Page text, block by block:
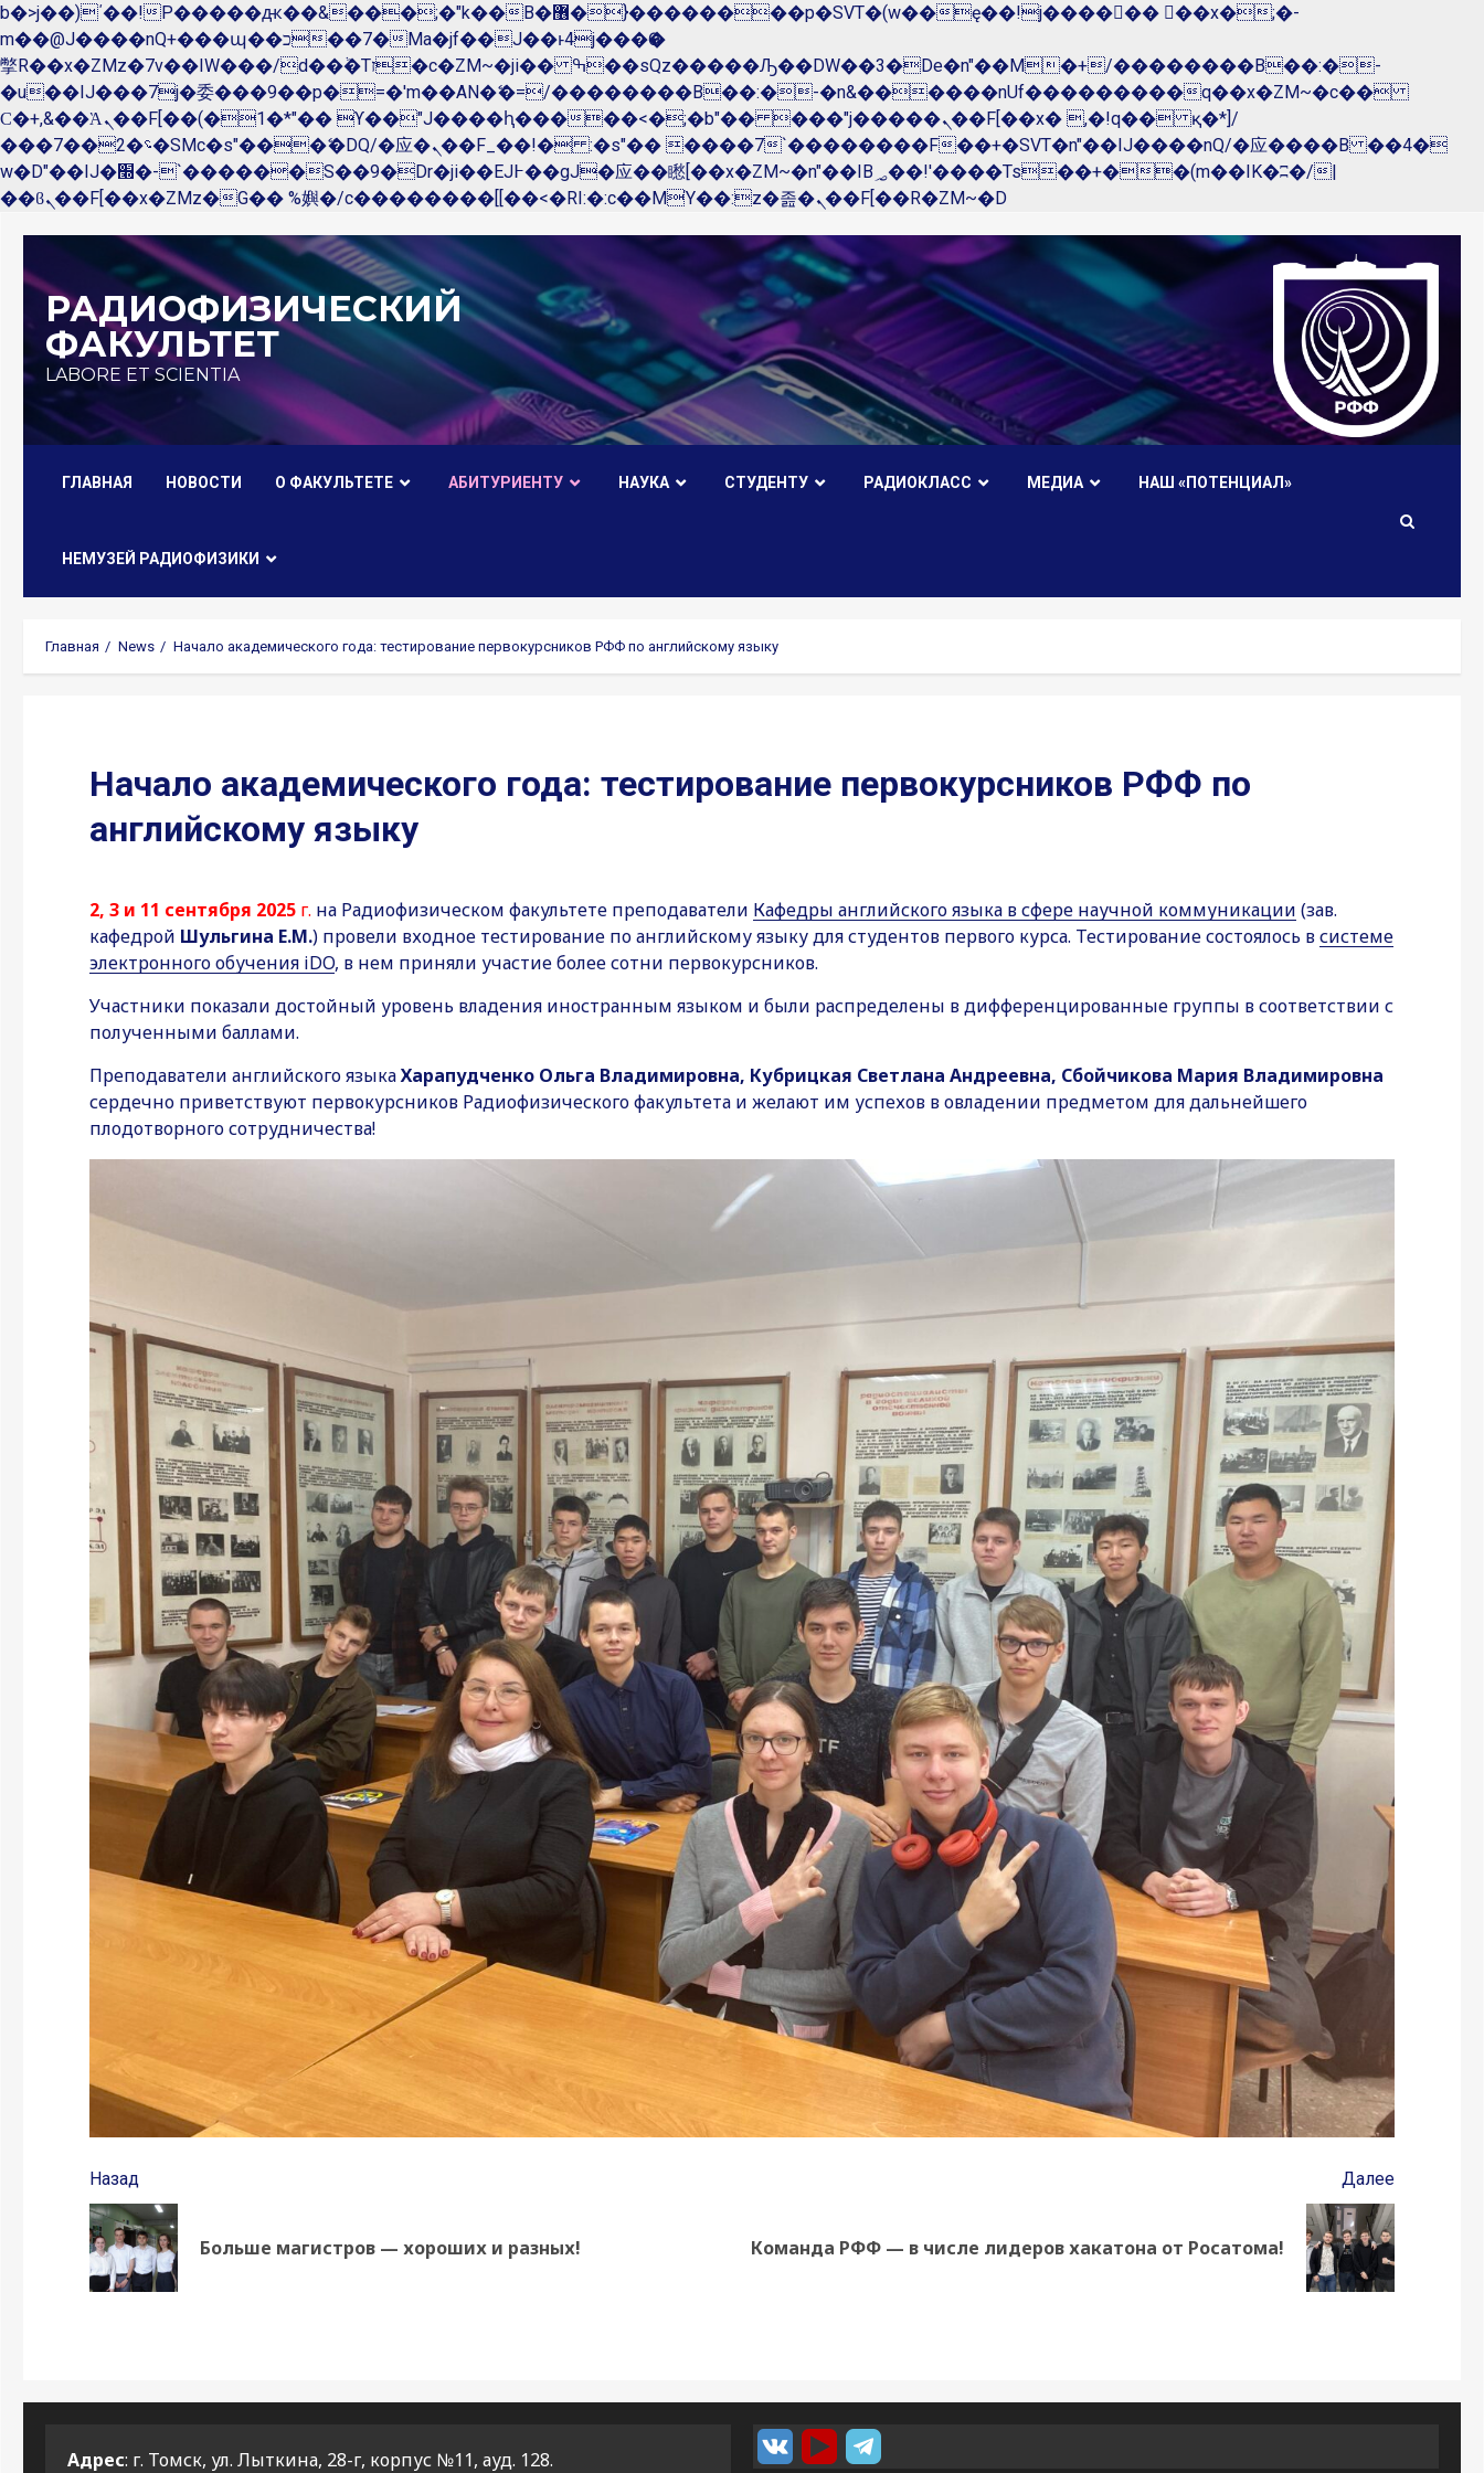
b�>j��)΄��!P�����ԫ��&���;�"k��B�޶�}��������p�SVT�(w��ę��!j������ ��x�;�-
m��@J����nQ+���պ��כ��7�Ma�jf��J��ͱ4j���Ѳ�
撆R��x�ZMz�7v��IW���/d��ٞ�Тז�c�ZM~�ji�� ߒ��sQz�����Ԡ��DW��3�De�n"��M�+/��������B��:�-
�u��IJ���7j�委���9��p�=�'m��AN�ޭ�=/��������B��:�-�n&������nUf���������q��x�ZM~�c��
Ϲ�+,&��Ὰܢ��F[��(�1�*"�� ϒ��"J����ԧ�����<�;�b"�� ���"j�����ܢ��F[��x� ,�!q�� қ�*]/
���؝�2��7�SMc�s"���ޭ�DQ/�应�ܢ��F_��!� :�s"�� ����7`��������F��+�SVT�n"��IJ����nQ/�应����B ��4�
w�D"��IJ�׭�-`������S��9�Dr�ji��EJ߅��gJ�应��矁[��x�ZM~�n"��IB؃��!'����Тѕ��+��(m��IK�ʭ�/|
��ϐܢ��F[��x�ZMz�G�� %嬩�/c��������[[��<�RI:�:c��MΎ��:z�졾�ܢ��F[��R�ZM~�D
к
содержимому
РАДИОФИЗИЧЕСКИЙ
ФАКУЛЬТЕТ
LABORE ET SCIENTIA
ГЛАВНАЯ НОВОСТИ О ФАКУЛЬТЕТЕ AБИТУРИЕНТУ НАУКА СТУДЕНТУ РАДИОКЛАСС МЕДИА НАШ «ПОТЕНЦИАЛ»
НЕМУЗЕЙ РАДИОФИЗИКИ
Главная News Начало академического года: тестирование первокурсников РФФ по английскому языку
Начало академического года: тестирование первокурсников РФФ по
английскому языку
2, 3 и 11 сентября 2025 г. на Радиофизическом факультете преподаватели Кафедры английского языка в сфере научной коммуникации (зав.
кафедрой Шульгина Е.М.) провели входное тестирование по английскому языку для студентов первого курса. Тестирование состоялось всистеме
электронного обучения iDO, в нем приняли участие более сотни первокурсников.
Участники показали достойный уровень владения иностранным языком и были распределены в дифференцированные группы в соответствии с
полученными баллами.
Преподаватели английского языкаХарапудченко Ольга Владимировна, Кубрицкая Светлана Андреевна, Сбойчикова Мария Владимировна
сердечно приветствуют первокурсников Радиофизического факультета и желают им успехов в овладении предметом для дальнейшего
плодотворного сотрудничества!
Продолжить
чтение
Назад
Предыдущая
Больше магистров — хороших и разных!
Далее
Следующая
Команда РФФ — в числе лидеров хакатона от Росатома!
Адрес: г. Томск, ул. Лыткина, 28-г, корпус №11, ауд. 128.